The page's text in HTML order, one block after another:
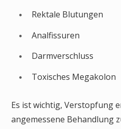
Rektale Blutungen
Analfissuren
Darmverschluss
Toxisches Megakolon
Es ist wichtig, Verstopfung
angemessene Behandlung